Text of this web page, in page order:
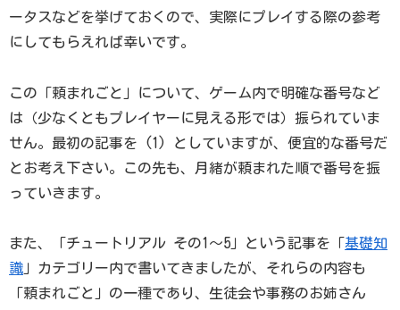
ータスなどを挙げておくので、実際にプレイする際の参考
にしてもらえれば幸いです。
この「頼まれごと」について、ゲーム内で明確な番号など
は（少なくともプレイヤーに見える形では）振られていま
せん。最初の記事を (1) としていますが、便宜的な番号だ
とお考え下さい。この先も、月緒が頼まれた順で番号を振
っていきます。
また、「チュートリアル その1～5」という記事を「基礎知
識 」カテゴリー内で書いてきましたが、それらの内容も
「頼まれごと」の一種であり、生徒会や事務のお姉さん